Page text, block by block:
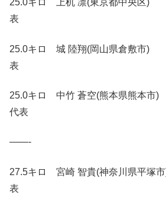
25.0キロ 上机 凛(東京都中央区
表
25.0キロ 城 陸翔(岡山県倉敷市
表
25.0キロ 中竹 蒼空(熊本県熊本
代表
——-
27.5キロ 宮崎 智貴(神奈川県平塚
表